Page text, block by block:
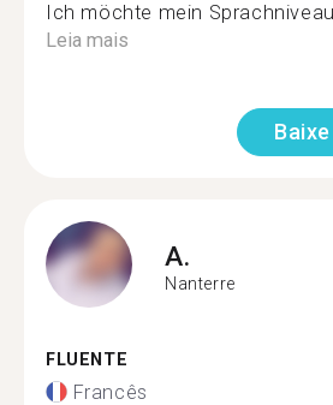
Ich möchte mein
Leia mais
A.
Nanterre
FLUENTE
Francês